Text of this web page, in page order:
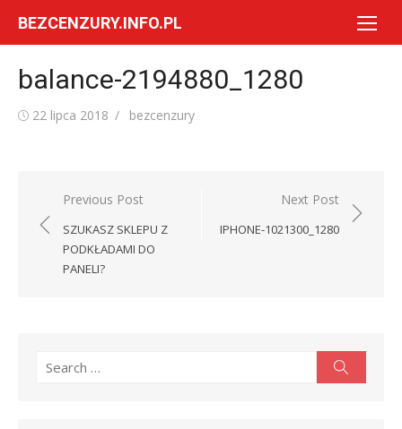
BEZCENZURY.INFO.PL
balance-2194880_1280
Posted
22 lipca 2018 Author
bezcenzury
Nawigacja
wpisu
Previous Post
SZUKASZ SKLEPU Z
PODKŁADAMI DO
PANELI?
Next Post
IPHONE-1021300_1280
Search